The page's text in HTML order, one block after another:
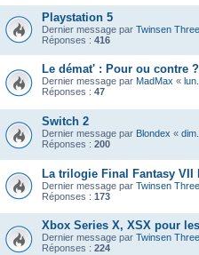
Playstation 5
Dernier message par Twinsen
Réponses : 416
Le démat' : Pour ou contre ?
Dernier message par MadMax «
Réponses : 47
Switch 2
Dernier message par Blondex «
Réponses : 200
La trilogie Final Fantasy VII
Dernier message par Twinsen
Réponses : 173
Xbox Series X, XSX pour
Dernier message par Twinsen
Réponses : 224